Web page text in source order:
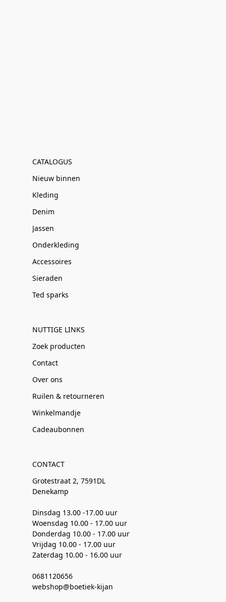
CATALOGUS
Nieuw binnen
Kleding
Denim
Jassen
Onderkleding
Accessoires
Sieraden
Ted sparks
NUTTIGE LINKS
Zoek producten
Contact
Over ons
Ruilen & retourneren
Winkelmandje
Cadeaubonnen
CONTACT
Grotestraat 2, 7591DL
Denekamp
Dinsdag 13.00 -17.00 uur
Woensdag 10.00 - 17.00 uur
Donderdag 10.00 - 17.00 uur
Vrijdag 10.00 - 17.00 uur
Zaterdag 10.00 - 16.00 uur
0681120656
webshop@boetiek-kijan